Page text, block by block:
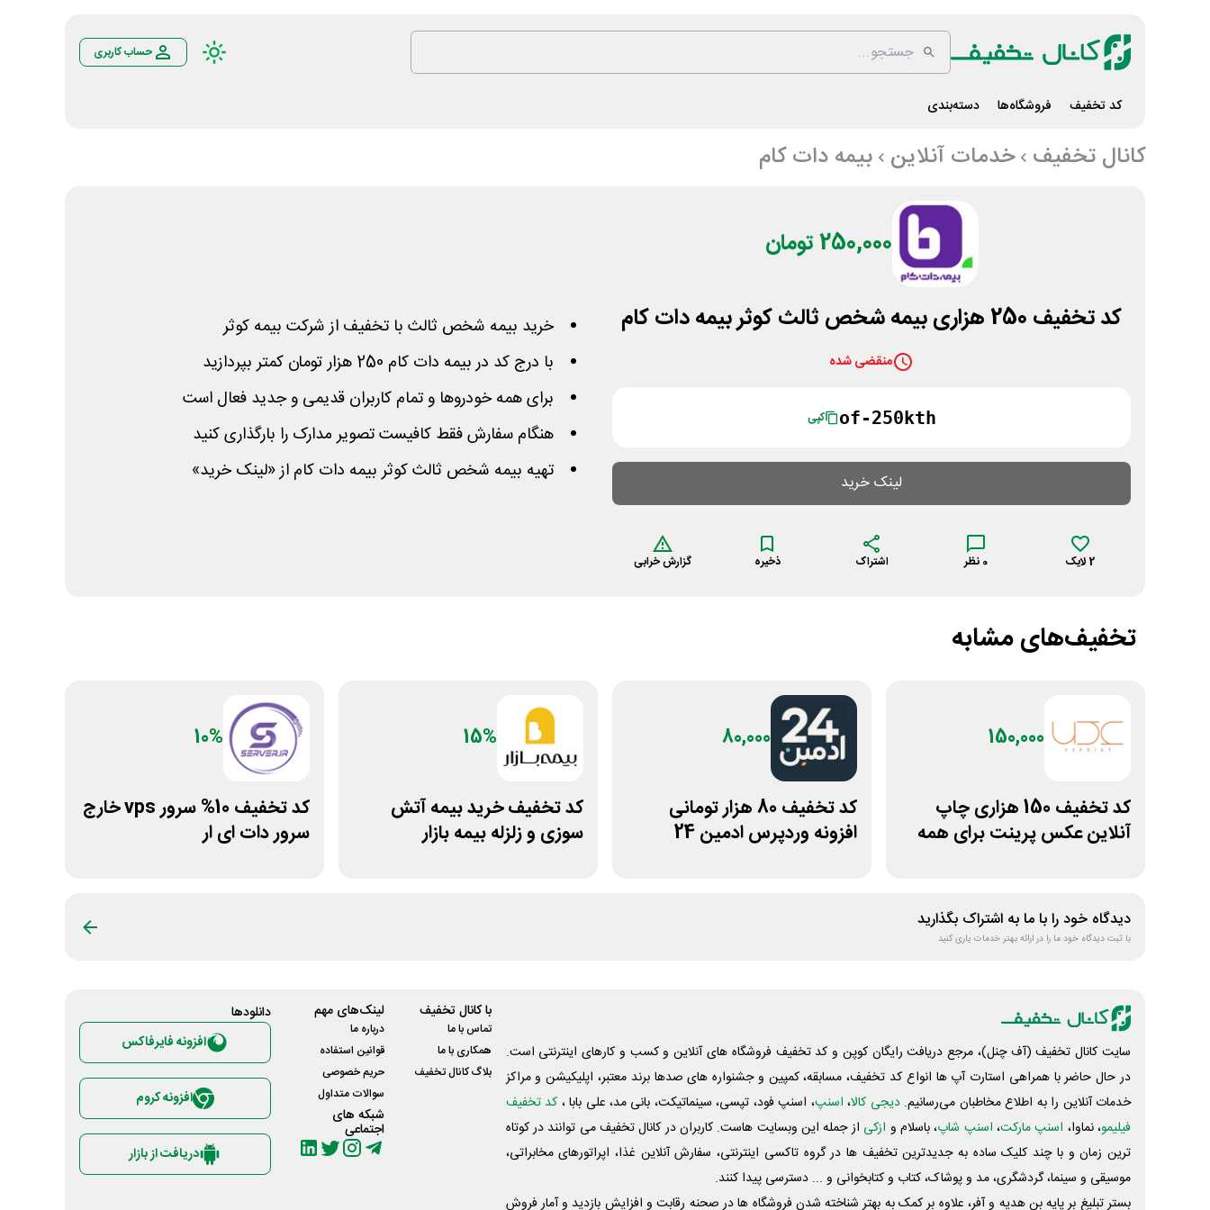
حساب کاربری
کد تخفیف فروشگاه‌ها دسته‌بندی
کانال تخفیف خدمات آنلاین بیمه دات کام
250,000 تومان
کد تخفیف 250 هزاری بیمه شخص ثالث کوثر بیمه دات کام
منقضی شده
of-250kth کپی
لینک خرید
2 لایک 0 نظر اشتراک ذخیره گزارش خرابی
خرید بیمه شخص ثالث با تخفیف از شرکت بیمه کوثر
با درج کد در بیمه دات کام 250 هزار تومان کمتر بپردازید
برای همه خودروها و تمام کاربران قدیمی و جدید فعال است
هنگام سفارش فقط کافیست تصویر مدارک را بارگذاری کنید
تهیه بیمه شخص ثالث کوثر بیمه دات کام از «لینک خرید»
تخفیف‌های مشابه
150,000
کد تخفیف 150 هزاری چاپ
آنلاین عکس پرینت برای همه
80,000
کد تخفیف 80 هزار تومانی
افزونه وردپرس ادمین 24
15%
کد تخفیف خرید بیمه آتش
سوزی و زلزله بیمه بازار
10%
کد تخفیف 10% سرور vps خارج
سرور دات ای ار
دیدگاه خود را با ما به اشتراک بگذارید
با ثبت دیدگاه خود ما را در ارائه بهتر خدمات یاری کنید
سایت کانال تخفیف (آف چنل)، مرجع دریافت رایگان کوپن و کد تخفیف فروشگاه های آنلاین و کسب و‌ کارهای اینترنتی است.
در حال حاضر با همراهی استارت آپ ها انواع کد تخفیف، مسابقه، کمپین و جشنواره های صدها برند معتبر، اپلیکیشن و مراکز
خدمات آنلاین را به اطلاع مخاطبان می‌رسانیم. دیجی کالا، اسنپ، اسنپ فود، تپسی، سینماتیکت، بانی مد، علی‌ بابا ، کد تخفیف
فیلیمو، نماوا، اسنپ مارکت، اسنپ شاپ، باسلام و ازکی از جمله این وبسایت ‌هاست. کاربران در کانال تخفیف می توانند در کوتاه
ترین زمان و با چند کلیک ساده به جدیدترین تخفیف ها در گروه تاکسی اینترنتی، سفارش آنلاین غذا، اپراتورهای مخابراتی،
موسیقی و سینما، گردشگری، مد و پوشاک، کتاب و کتابخوانی و ... دسترسی پیدا کنند.
بستر تبلیغ بر پایه بن هدیه و آفر، علاوه بر کمک به بهتر شناخته شدن فروشگاه ها در صحنه رقابت و افزایش بازدید و آمار فروش
با کانال تخفیف
تماس با ما
همکاری با ما
بلاگ کانال تخفیف
لینک‌های مهم
درباره ما
قوانین استفاده
حریم خصوصی
سوالات متداول
شبکه های
اجتماعی
دانلود‌ها
افزونه فایرفاکس
افزونه کروم
دریافت از بازار